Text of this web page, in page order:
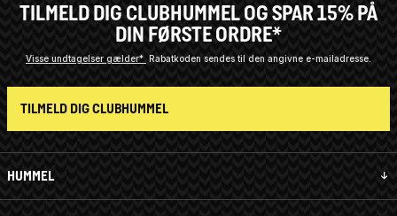
HUMMEL
TILMELD DIG CLUBHUMMEL OG SPAR 15% PÅ
DIN FØRSTE ORDRE*
Visse undtagelser gælder* Rabatkoden sendes til den angivne e-mailadresse.
TILMELD DIG CLUBHUMMEL